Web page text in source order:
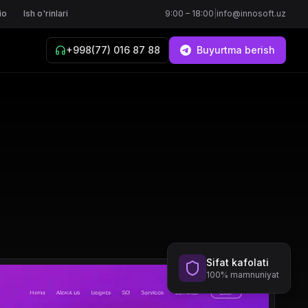
Ish o'rinlari 9:00 – 18:00 info@innosoft.uz
+998(77) 016 87 88 Buyurtma berish
Sifat kafolati
100% mamnuniyat